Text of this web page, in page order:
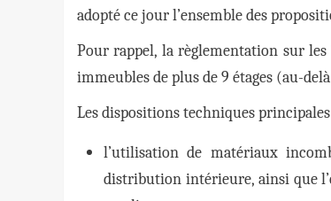
adopté ce jour l’ensemble des
Pour rappel, la règlementation sur
immeubles de plus de 9 étages (au-
Les dispositions techniques
l’utilisation de matériaux
distribution intérieure, ainsi que